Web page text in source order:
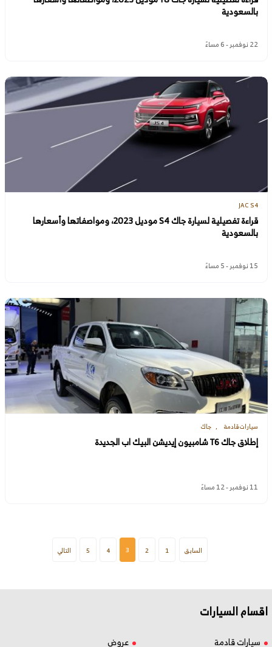
بالسعودية
22 نوفمبر - 6 مساءً
JAC S4
قراءة تفصيلية لسيارة جاك S4 موديل 2023، ومواصفاتها وأسعارها
بالسعودية
15 نوفمبر - 5 مساءً
سيارات قادمة جاك
إطلاق جاك T6 شامبيون إيديشن البيك اب الجديدة
11 نوفمبر - 12 مساءً
السابق 1
2
3
4
5 التالي
اقسام السيارات
سيارات قادمة عروض